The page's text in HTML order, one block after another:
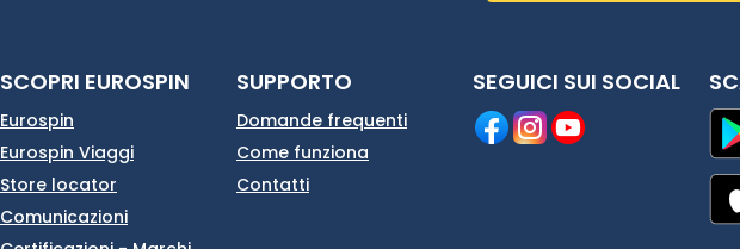
SCOPRI EUROSPIN
Eurospin
Eurospin Viaggi
Store locator
Comunicazioni
SUPPORTO
Domande frequenti
Come funziona
Contatti
SEGUICI SUI SOCIAL